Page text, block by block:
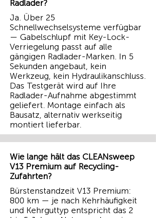
Radlader?
Ja. Über 25
Schnellwechselsysteme verfügbar
— Gabelschlupf mit Key-Lock-
Verriegelung passt auf alle
gängigen Radlader-Marken. In 5
Sekunden angebaut, kein
Werkzeug, kein Hydraulikanschluss.
Das Testgerät wird auf Ihre
Radlader-Aufnahme abgestimmt
geliefert. Montage einfach als
Bausatz, alternativ werkseitig
montiert lieferbar.
Wie lange hält das CLEANsweep
V13 Premium auf Recycling-
Zufahrten?
Bürstenstandzeit V13 Premium:
800 km — je nach Kehrhäufigkeit
und Kehrguttyp entspricht das 2